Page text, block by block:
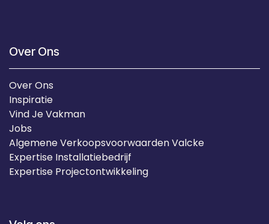
Over Ons
Over Ons
Inspiratie
Vind Je Vakman
Jobs
Algemene Verkoopsvoorwaarden Valcke
Expertise Installatiebedrijf
Expertise Projectontwikkeling